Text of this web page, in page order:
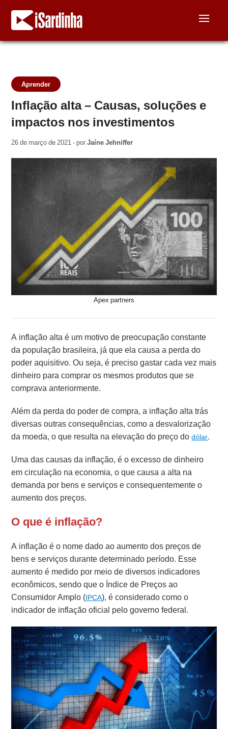
Aprender
Inflação alta – Causas, soluções e
impactos nos investimentos
26 de março de 2021 - porJaíne Jehniffer
Apex partners
A inflação alta é um motivo de preocupação constante
da população brasileira, já que ela causa a perda do
poder aquisitivo. Ou seja, é preciso gastar cada vez mais
dinheiro para comprar os mesmos produtos que se
comprava anteriormente.
Além da perda do poder de compra, a inflação alta trás
diversas outras consequências, como a desvalorização
da moeda, o que resulta na elevação do preço dodólar.
Uma das causas da inflação, é o excesso de dinheiro
em circulação na economia, o que causa a alta na
demanda por bens e serviços e consequentemente o
aumento dos preços.
O que é inflação?
A inflação é o nome dado ao aumento dos preços de
bens e serviços durante determinado período. Esse
aumento é medido por meio de diversos indicadores
econômicos, sendo que o Índice de Preços ao
Consumidor Amplo (IPCA), é considerado como o
indicador de inflação oficial pelo governo federal.